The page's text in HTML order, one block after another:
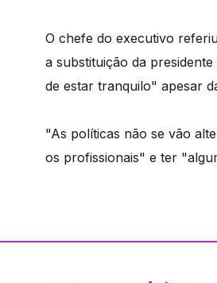
O chefe do executivo
a substituição da
de estar tranquilo" apesar
"As políticas não se vão
os profissionais" e ter